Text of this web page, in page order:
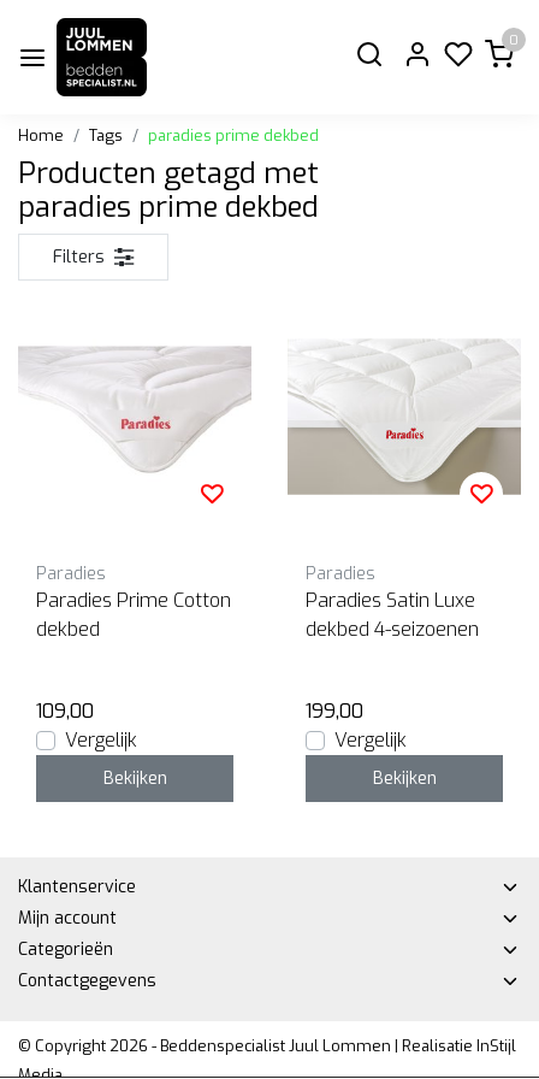
0
Home Tags paradies prime dekbed
Producten getagd met
paradies prime dekbed
Filters
Paradies
Paradies Prime Cotton
dekbed
109,00
Vergelijk
Bekijken
Paradies
Paradies Satin Luxe
dekbed 4-seizoenen
199,00
Vergelijk
Bekijken
Klantenservice
Mijn account
Categorieën
Contactgegevens
© Copyright 2026 - Beddenspecialist Juul Lommen | Realisatie InStijl
Media